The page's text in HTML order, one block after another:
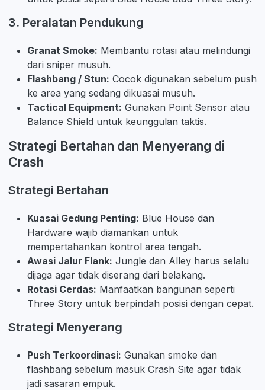
3. Peralatan Pendukung
Granat Smoke: Membantu rotasi atau melindungi
dari sniper musuh.
Flashbang / Stun: Cocok digunakan sebelum push
ke area yang sedang dikuasai musuh.
Tactical Equipment: Gunakan Point Sensor atau
Balance Shield untuk keunggulan taktis.
Strategi Bertahan dan Menyerang di
Crash
Strategi Bertahan
Kuasai Gedung Penting: Blue House dan
Hardware wajib diamankan untuk
mempertahankan kontrol area tengah.
Awasi Jalur Flank: Jungle dan Alley harus selalu
dijaga agar tidak diserang dari belakang.
Rotasi Cerdas: Manfaatkan bangunan seperti
Three Story untuk berpindah posisi dengan cepat.
Strategi Menyerang
Push Terkoordinasi: Gunakan smoke dan
flashbang sebelum masuk Crash Site agar tidak
jadi sasaran empuk.